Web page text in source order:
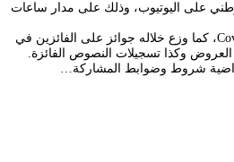
الرسمية لقناة المسرح الوطني على اليوتيوب، وذلك على مدار ساعات
و تجدر الإشارة إلى أن المسرح الوطني كرم خلال يوم الطفولة العالمي الأطفال المشاركين في المسابقات الافتراضية التي بعثها ضمن إجراءات الحجر المنزلي للوقاية من تفشي جائحة Covid-19، كما وزع خلاله جوائز على الفائزين في
وكذا تسجيلات النصوص الفائزة.
شروط وضوابط المشاركة…